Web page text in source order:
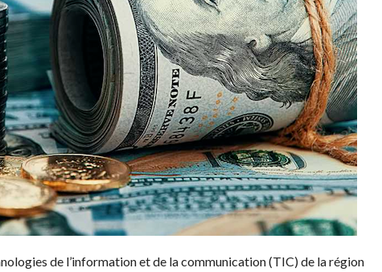
de l’information et de la communication(TIC)de la région